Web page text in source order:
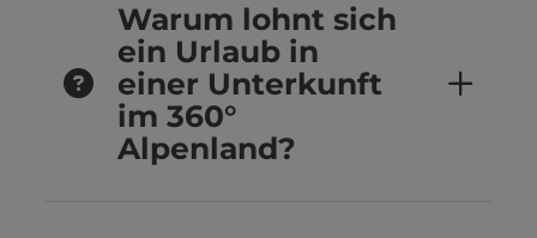
Warum lohnt sich
ein Urlaub in
einer Unterkunft
im 360°
Alpenland?